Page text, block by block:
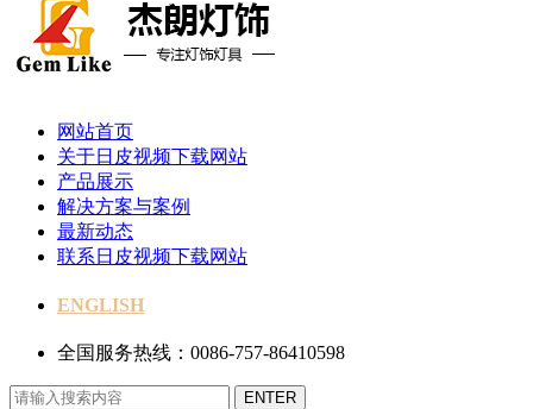
网站首页
关于日皮视频下载网站
产品展示
解决方案与案例
最新动态
联系日皮视频下载网站
ENGLISH
全国服务热线：0086-757-86410598